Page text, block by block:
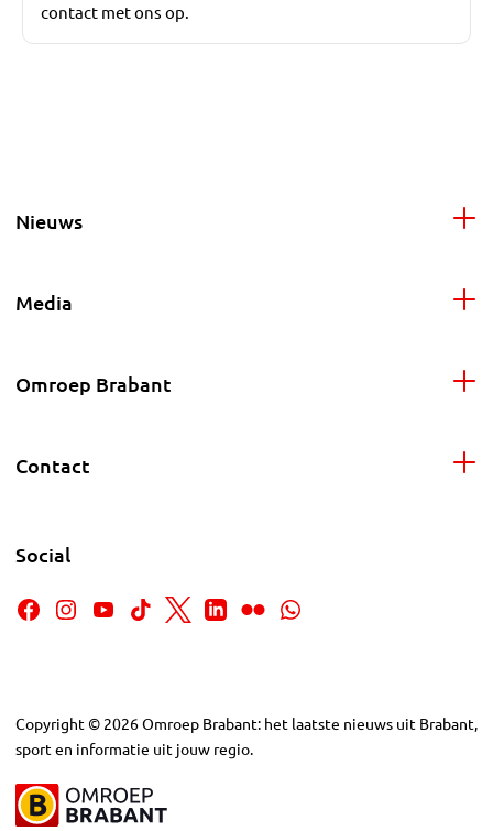
contact met ons op.
Nieuws
Media
Omroep Brabant
Contact
Social
Copyright © 2026Omroep Brabant: het laatste nieuws uit Brabant,
sport en informatie uit jouw regio.